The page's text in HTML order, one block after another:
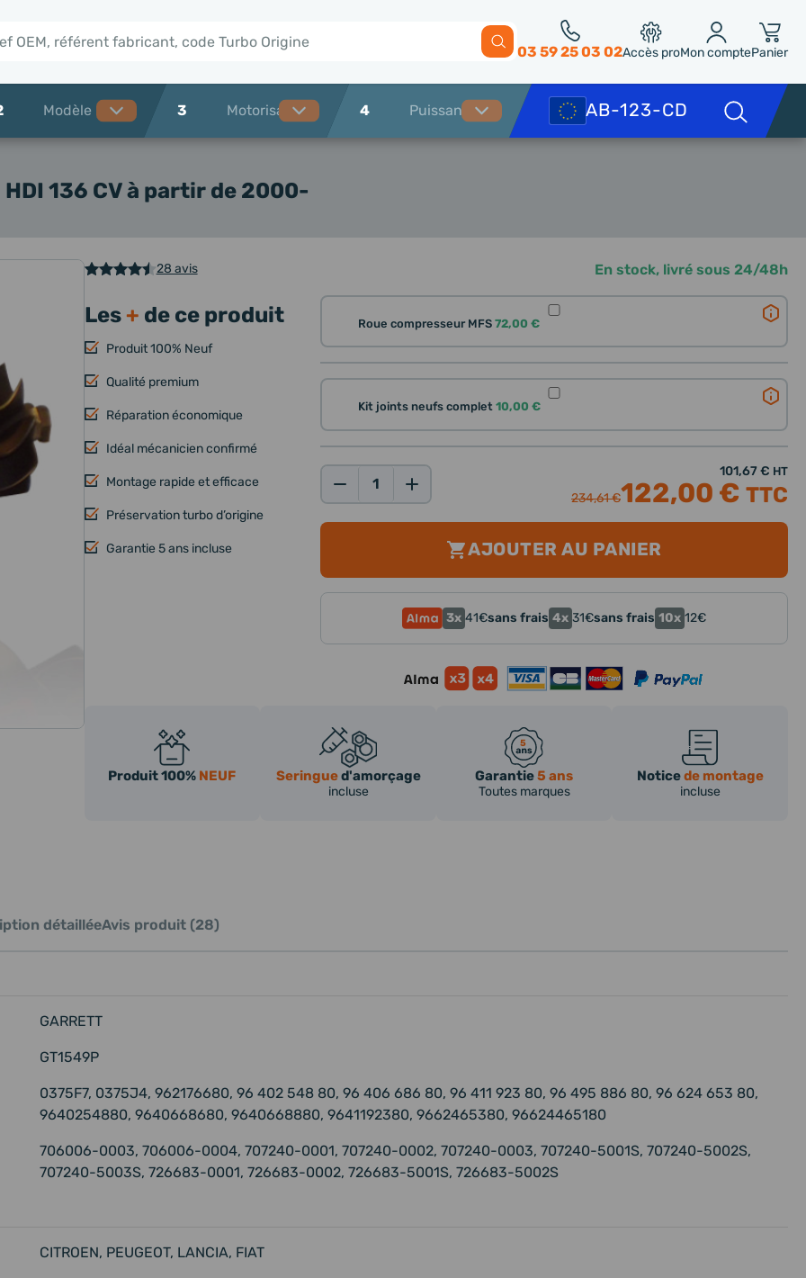
03 59 25 03 02Accès proMon comptePanier
3 4
HDI 136 CV à partir de 2000-
28 avis
Les+ de ce produit
Produit 100% Neuf
Qualité premium
Réparation économique
Idéal mécanicien confirmé
Montage rapide et efficace
Préservation turbo d’origine
Garantie 5 ans incluse
En stock, livré sous 24/48h
Roue compresseur MFS72,00 €
Kit joints neufs complet10,00 €
234,61 €
101,67 € HT
122,00 € TTC
AJOUTER AU PANIER
3x 41€sans frais 4x 31€sans frais 10x 12€
Produit 100% NEUF Seringued'amorçage
incluse
Garantie5 ans
Toutes marques
Noticede montage
incluse
détailléeAvis produit (28)
GARRETT
GT1549P
0375F7, 0375J4, 962176680, 96 402 548 80, 96 406 686 80, 96 411 923 80, 96 495 886 80, 96 624 653 80,
9640254880, 9640668680, 9640668880, 9641192380, 9662465380, 96624465180
706006-0003, 706006-0004, 707240-0001, 707240-0002, 707240-0003, 707240-5001S, 707240-5002S,
707240-5003S, 726683-0001, 726683-0002, 726683-5001S, 726683-5002S
CITROEN, PEUGEOT, LANCIA, FIAT